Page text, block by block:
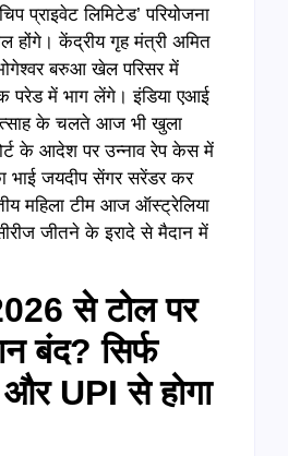
प्राइवेट लिमिटेड’ परियोजना
होंगे। केंद्रीय गृह मंत्री अमित
बरुआ खेल परिसर में
परेड में भाग लेंगे। इंडिया एआई
के चलते आज भी खुला
के आदेश पर उन्नाव रेप केस में
भाई जयदीप सेंगर सरेंडर कर
महिला टीम आज ऑस्ट्रेलिया
जीतने के इरादे से मैदान में
से टोल पर
बंद? सिर्फ
UPI से होगा